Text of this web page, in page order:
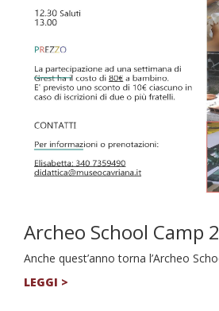
Archeo School Camp
Anche quest’anno torna l’Archeo
LEGGI >